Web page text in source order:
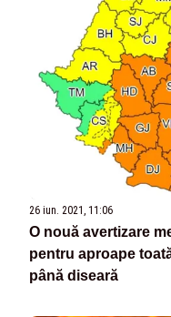
26 iun. 2021, 11:06
O nouă avertizare
pentru aproape
până diseară